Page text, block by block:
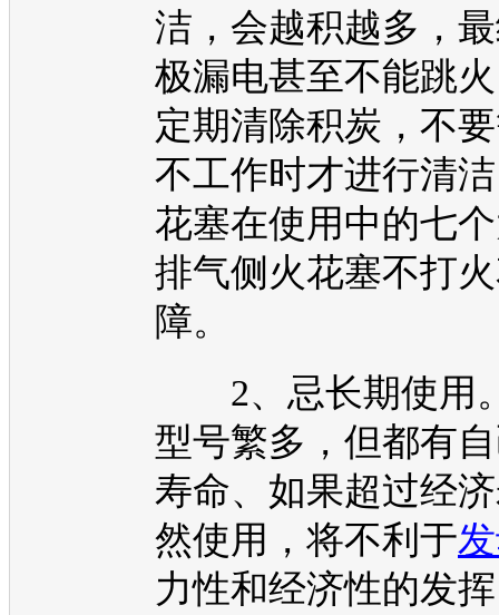
洁，会越积越多，
极漏电甚至不能跳
定期清除积炭，不
不工作时才进行清
花塞在使用中的七
排气侧火花塞不打
障。
2、忌长期使用
型号繁多，但都有
寿命、如果超过经
然使用，将不利于
力性和经济性的发